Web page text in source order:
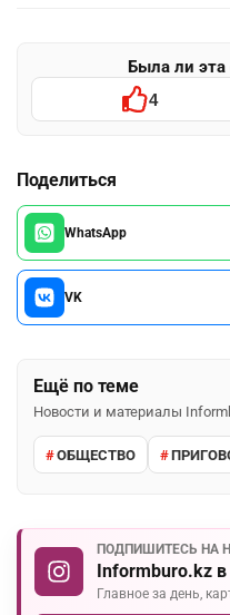
Была ли эта
4
Поделиться
WhatsApp
VK
Ещё по теме
Новости и материалы
ОБЩЕСТВО
ПОДПИШИТЕСЬ НА
Informburo.kz
Главное за день,